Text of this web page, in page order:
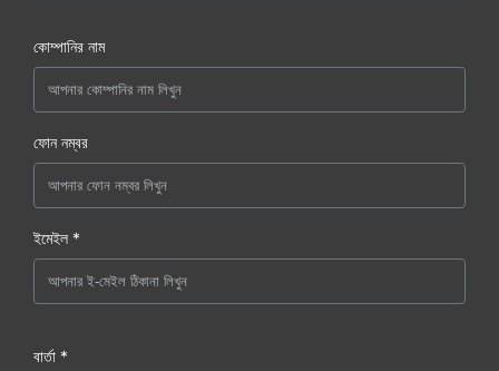
কোম্পানির নাম
ফোন নম্বর
ইমেইল *
বার্তা *